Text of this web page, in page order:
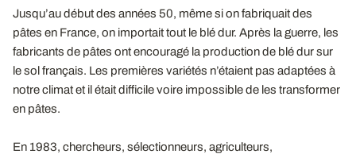
Jusqu’au début des années 50, même si on fabriquait des
pâtes en France, on importait tout le blé dur. Après la guerre, les
fabricants de pâtes ont encouragé la production de blé dur sur
le sol français. Les premières variétés n’étaient pas adaptées à
notre climat et il était difficile voire impossible de les transformer
en pâtes.
En 1983, chercheurs, sélectionneurs, agriculteurs,